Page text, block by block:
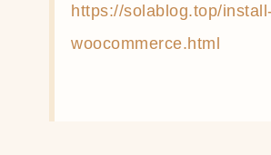
https://solablog.top/
woocommerce.html